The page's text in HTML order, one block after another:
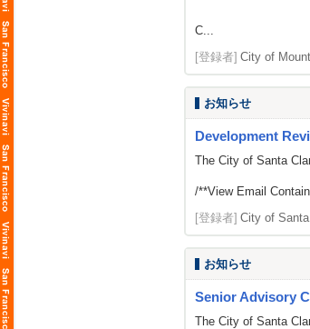
C...
[登録者] City of
お知らせ
Development
The City of Santa
/**View Email
[登録者] City of
お知らせ
Senior Advisory
The City of Santa